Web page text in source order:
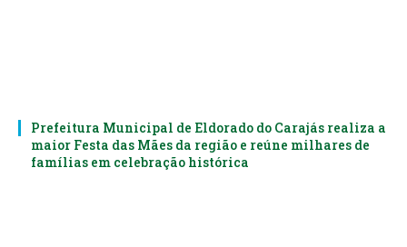
Prefeitura Municipal de Eldorado do Carajás realiza a
maior Festa das Mães da região e reúne milhares de
famílias em celebração histórica